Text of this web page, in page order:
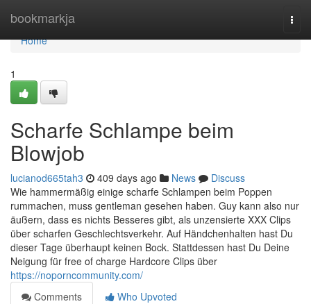
bookmarkja
Home
Home
1
Scharfe Schlampe beim
Blowjob
lucianod665tah3 409 days ago News
Discuss
Wie hammermäßig einige scharfe Schlampen beim Poppen
rummachen, muss gentleman gesehen haben. Guy kann also nur
äußern, dass es nichts Besseres gibt, als unzensierte XXX Clips
über scharfen Geschlechtsverkehr. Auf Händchenhalten hast Du
dieser Tage überhaupt keinen Bock. Stattdessen hast Du Deine
Neigung für free of charge Hardcore Clips über
https://noporncommunity.com/
Comments
Who Upvoted